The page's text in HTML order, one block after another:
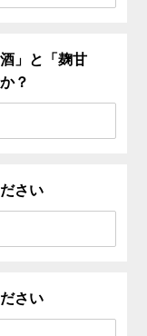
」と「麹甘
？
さい
さい